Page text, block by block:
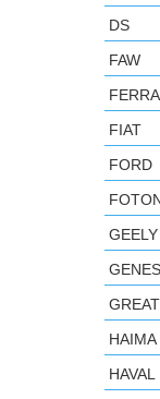
DS
FAW
FIAT
FORD
GEELY
HAIMA
HAVAL